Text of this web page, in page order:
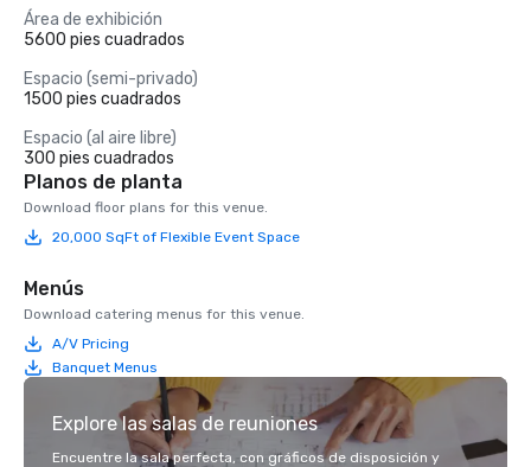
Área de exhibición
5600 pies cuadrados
Espacio (semi-privado)
1500 pies cuadrados
Espacio (al aire libre)
300 pies cuadrados
Planos de planta
Download floor plans for this venue.
20,000 SqFt of Flexible Event Space
Menús
Download catering menus for this venue.
A/V Pricing
Banquet Menus
Explore las salas de reuniones
Encuentre la sala perfecta, con gráficos de disposición y